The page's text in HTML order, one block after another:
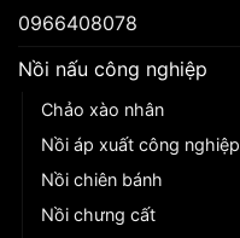
0966408078
Nồi nấu công nghiệp
Chảo xào nhân
Nồi áp xuất công nghiệp
Nồi chiên bánh
Nồi chưng cất